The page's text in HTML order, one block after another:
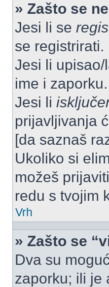
» Zašto se
Jesi li se
se registrirati.
Jesi li upisao/
ime i zaporku.
Jesi li
prijavljivanja
[da saznaš
Ukoliko si
možeš
redu s tvojim
Vrh
» Zašto se
Dva su
zaporku; ili je